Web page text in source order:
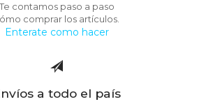
Te contamos paso a paso
comprar los artículos.
Enterate como hacer
a todo el país